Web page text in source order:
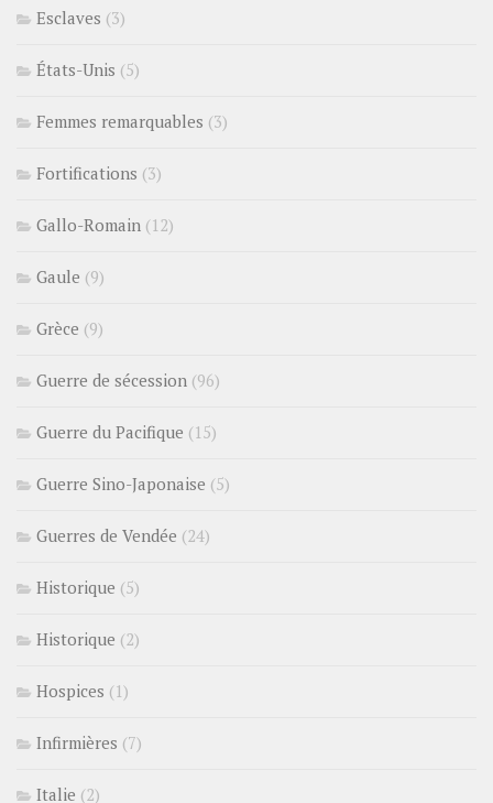
Esclaves (3)
États-Unis (5)
Femmes remarquables (3)
Fortifications (3)
Gallo-Romain (12)
Gaule (9)
Grèce (9)
Guerre de sécession (96)
Guerre du Pacifique (15)
Guerre Sino-Japonaise (5)
Guerres de Vendée (24)
Historique (5)
Historique (2)
Hospices (1)
Infirmières (7)
Italie (2)